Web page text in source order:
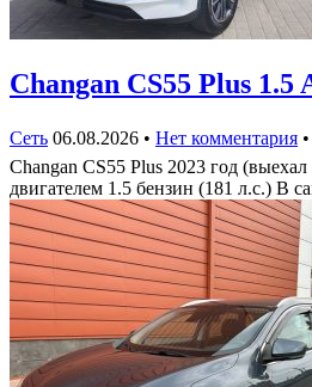
Changan CS55 Plus 1.5
Сеть 06.08.2026 • Нет комментария •
Changan CS55 Plus 2023 год
двигателем 1.5 бензин (181 л.с.) В